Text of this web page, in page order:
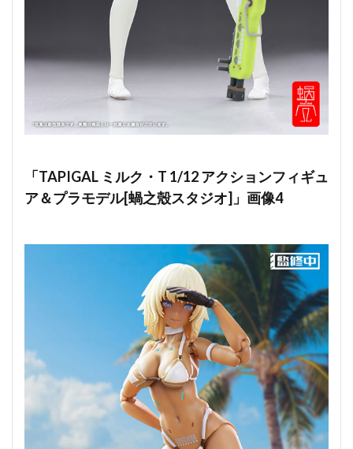
「TAPIGAL ミルク・T 1/12 アクションフィギュ
ア＆プラモデル[蝸之殼スタジオ]」画像4